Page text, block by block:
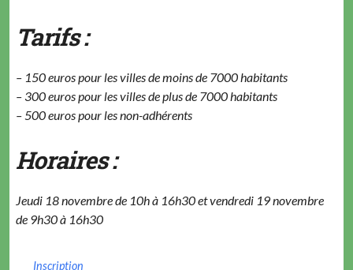
Tarifs :
– 150 euros pour les villes de moins de 7000 habitants
– 300 euros pour les villes de plus de 7000 habitants
– 500 euros pour les non-adhérents
Horaires :
Jeudi 18 novembre de 10h à 16h30 et vendredi 19 novembre
de 9h30 à 16h30
Inscription